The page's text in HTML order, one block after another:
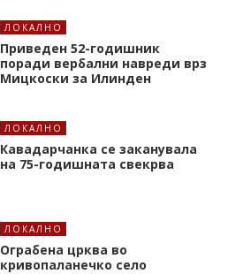
ЛОКАЛНО
Приведен 52-годишник
поради вербални навреди врз
Мицкоски за Илинден
ЛОКАЛНО
Кавадарчанка се заканувала
на 75-годишната свекрва
ЛОКАЛНО
Ограбена црква во
кривопаланечко село